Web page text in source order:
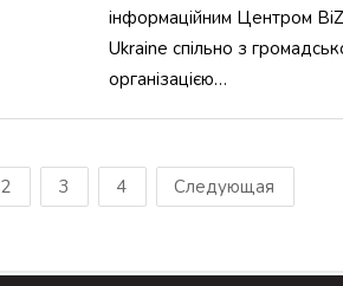
інформаційним Центром
Ukraine спільно з
організацією…
2 3 4 Следующая